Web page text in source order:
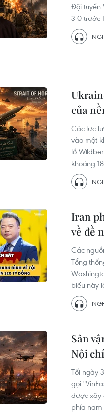
Đội tuyển
3-0 trước
của
Các lực
vào một
lồ
khoảng
Iran
về đề
Các
Tổng
biểu này
Sân
Nội
Tối ngày
gọi
được xây
phía nam